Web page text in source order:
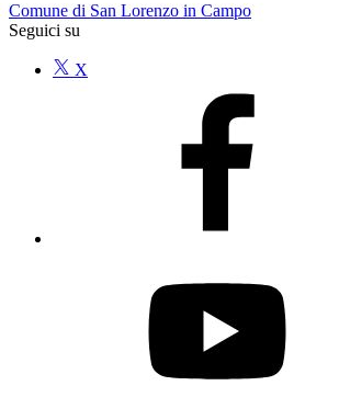
Comune di San Lorenzo in Campo
Seguici su
X